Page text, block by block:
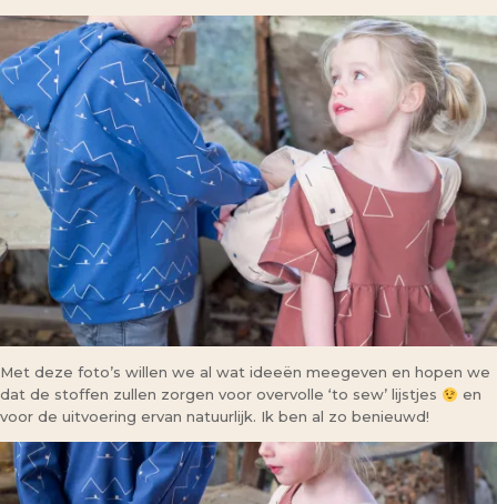
Met deze foto’s willen we al wat ideeën meegeven en hopen we
dat de stoffen zullen zorgen voor overvolle ‘to sew’ lijstjes
en
voor de uitvoering ervan natuurlijk. Ik ben al zo benieuwd!